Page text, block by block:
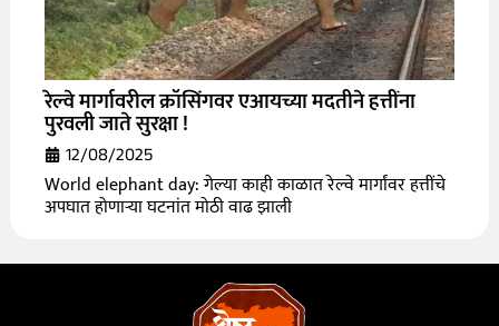
रेल्वे मार्गावरील क्रॉसिंगवर एआयच्या मदतीने हत्तींना
पुरवली जाते सुरक्षा !
12/08/2025
World elephant day: गेल्या काही काळात रेल्वे मार्गांवर हत्तींचे
अपघात होणाऱ्या घटनांत मोठी वाढ झाली